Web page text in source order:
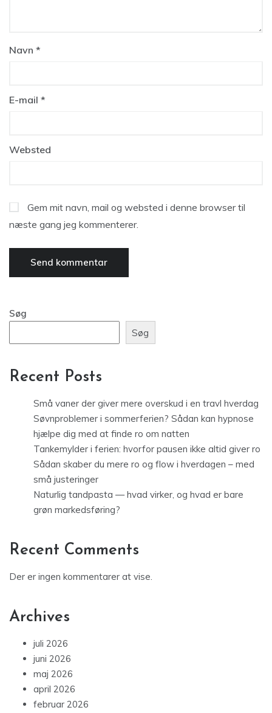
Navn *
E-mail *
Websted
Gem mit navn, mail og websted i denne browser til
næste gang jeg kommenterer.
Søg
Søg
Recent Posts
Små vaner der giver mere overskud i en travl hverdag
Søvnproblemer i sommerferien? Sådan kan hypnose
hjælpe dig med at finde ro om natten
Tankemylder i ferien: hvorfor pausen ikke altid giver ro
Sådan skaber du mere ro og flow i hverdagen – med
små justeringer
Naturlig tandpasta — hvad virker, og hvad er bare
grøn markedsføring?
Recent Comments
Der er ingen kommentarer at vise.
Archives
juli 2026
juni 2026
maj 2026
april 2026
februar 2026